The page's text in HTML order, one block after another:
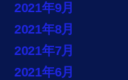
2021年9月
2021年8月
2021年7月
2021年6月